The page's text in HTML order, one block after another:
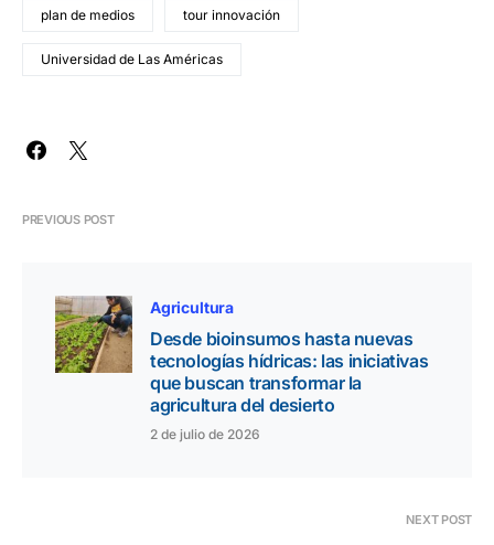
plan de medios tour innovación
Universidad de Las Américas
PREVIOUS POST
Agricultura
Desde bioinsumos hasta nuevas
tecnologías hídricas: las iniciativas
que buscan transformar la
agricultura del desierto
2 de julio de 2026
NEXT POST